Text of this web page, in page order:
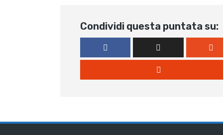
Condividi questa puntata su: